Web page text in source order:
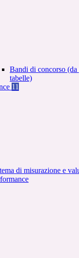
Bandi di concorso
tabelle)
11
di misurazione e